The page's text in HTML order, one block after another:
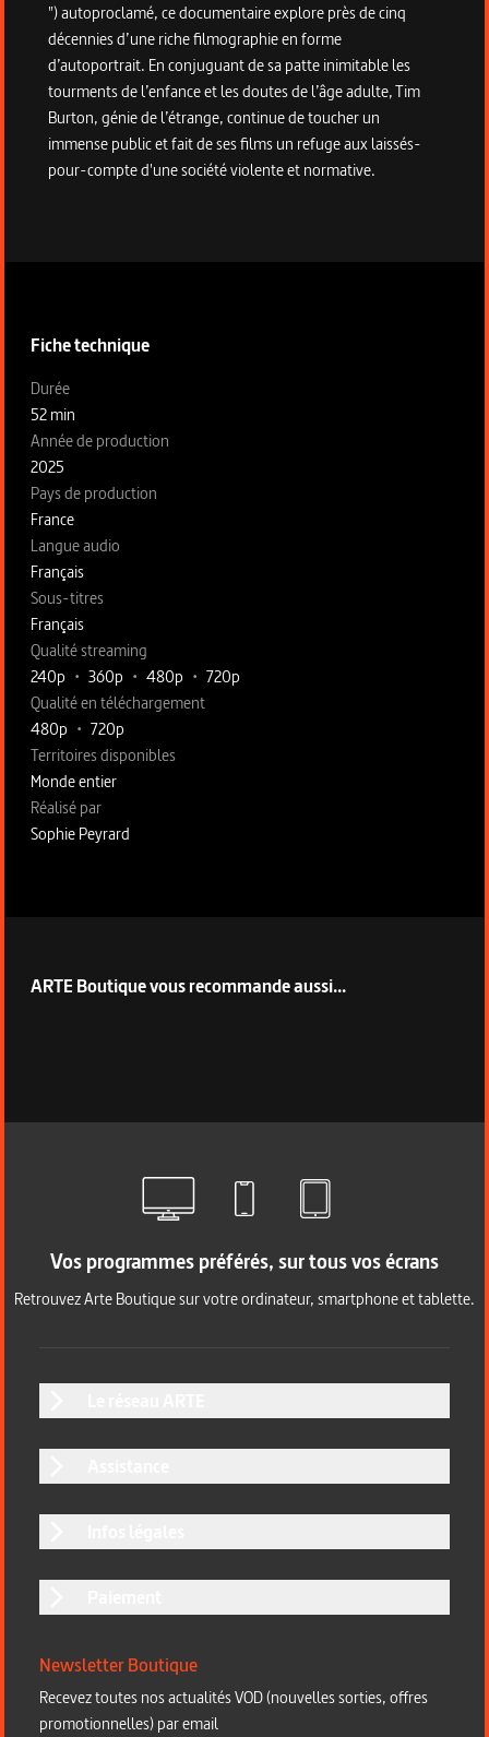
") autoproclamé, ce documentaire explore près de cinq
décennies d’une riche filmographie en forme
d’autoportrait. En conjuguant de sa patte inimitable les
tourments de l’enfance et les doutes de l’âge adulte, Tim
Burton, génie de l’étrange, continue de toucher un
immense public et fait de ses films un refuge aux laissés-
pour-compte d'une société violente et normative.
Fiche technique
Fiche technique section gauche
Durée
52 min
Année de production
2025
Pays de production
France
Langue audio
Français
Sous-titres
Français
Qualité streaming
240p • 360p • 480p • 720p
Qualité en téléchargement
480p • 720p
Territoires disponibles
Monde entier
Fiche technique section droite
Réalisé par
Sophie Peyrard
ARTE Boutique vous recommande aussi...
Vos programmes préférés, sur tous vos écrans
Retrouvez Arte Boutique sur votre ordinateur, smartphone et tablette.
Newsletter Boutique
Recevez toutes nos actualités VOD (nouvelles sorties, offres
promotionnelles) par email